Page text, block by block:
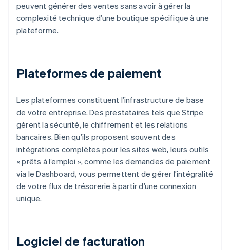
peuvent générer des ventes sans avoir à gérer la
complexité technique d’une boutique spécifique à une
plateforme.
Plateformes de paiement
Les plateformes constituent l’infrastructure de base
de votre entreprise. Des prestataires tels que Stripe
gèrent la sécurité, le chiffrement et les relations
bancaires. Bien qu’ils proposent souvent des
intégrations complètes pour les sites web, leurs outils
« prêts à l’emploi », comme les demandes de paiement
via le Dashboard, vous permettent de gérer l’intégralité
de votre flux de trésorerie à partir d’une connexion
unique.
Logiciel de facturation